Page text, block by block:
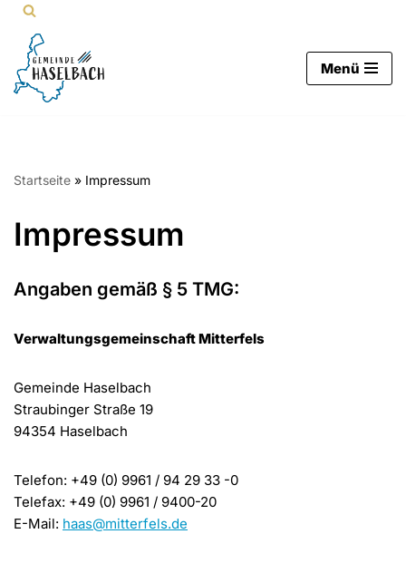
Zum
Inhalt
springen
Menü
Startseite » Impressum
Impressum
Angaben gemäß § 5 TMG:
Verwaltungsgemeinschaft Mitterfels
Gemeinde Haselbach
Straubinger Straße 19
94354 Haselbach
Telefon: +49 (0) 9961 / 94 29 33 -0
Telefax: +49 (0) 9961 / 9400-20
E-Mail: haas@mitterfels.de